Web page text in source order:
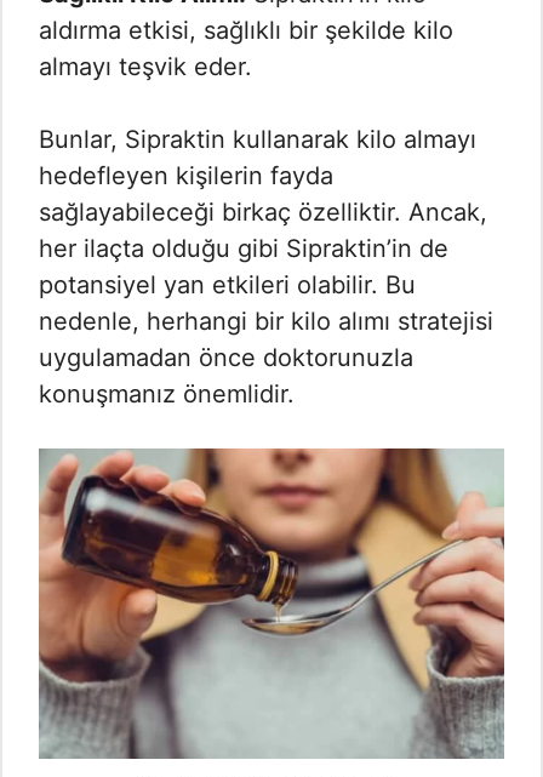
aldırma etkisi, sağlıklı bir şekilde kilo
almayı teşvik eder.
Bunlar, Sipraktin kullanarak kilo almayı
hedefleyen kişilerin fayda
sağlayabileceği birkaç özelliktir. Ancak,
her ilaçta olduğu gibi Sipraktin’in de
potansiyel yan etkileri olabilir. Bu
nedenle, herhangi bir kilo alımı stratejisi
uygulamadan önce doktorunuzla
konuşmanız önemlidir.